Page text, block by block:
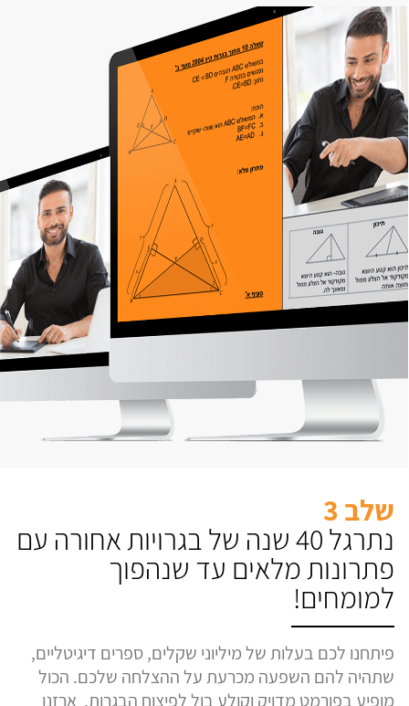
שלב 3
נתרגל 40 שנה של בגרויות אחורה עם
פתרונות מלאים עד שנהפוך
למומחים!
פיתחנו לכם בעלות של מיליוני שקלים, ספרים דיגיטליים,
שתהיה להם השפעה מכרעת על ההצלחה שלכם. הכול
מופיע בפורמט מדויק וקולע בול לפיצוח הבגרות. ארזנו